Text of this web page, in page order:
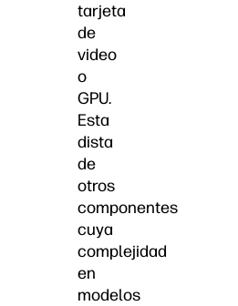
tarjeta
de
video
o
GPU.
Esta
dista
de
otros
componentes
cuya
complejidad
en
modelos